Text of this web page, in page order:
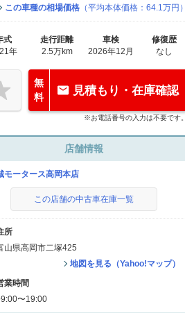
この車種の相場価格 （平均本体価格：64.1万円）
式
年
走行距離
2.5万km
車検
2026年12月
修復歴
なし
無
料
見積もり・在庫確認
※お電話番号の入力は不要です。
店舗情報
モータース高岡本店
この店舗の中古車在庫一覧
所
山県高岡市二塚425
地図を見る（Yahoo!マップ）
業時間
〜19:00